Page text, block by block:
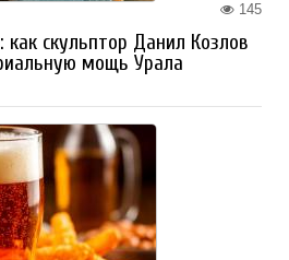
145
как скульптор Данил Козлов
мощь Урала